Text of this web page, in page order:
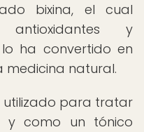
bixina, el cual
antioxidantes y
ha convertido en
medicina natural.
utilizado para tratar
y como un tónico